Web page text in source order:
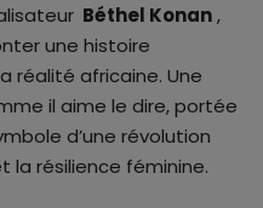
Béthel Konan,
une histoire
réalité africaine. Une
il aime le dire, portée
d’une révolution
la résilience féminine.